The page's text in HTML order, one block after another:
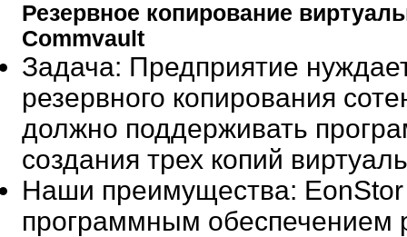
Резервное копирование
Commvault
Задача: Предприятие
резервного копирования
должно поддерживать
создания трех копий
Наши преимущества:
программным обеспечением